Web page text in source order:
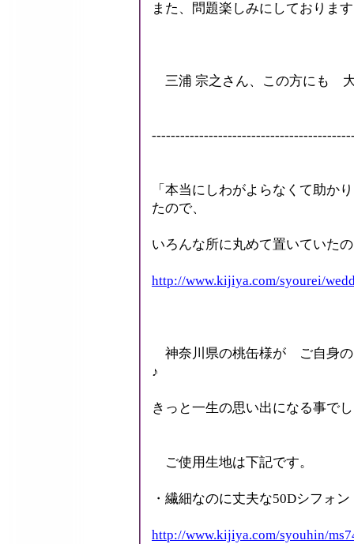
また、問題楽しみにしておりま
三浦 宗之さん、この方にも
「本当にしわがよらなくて助か
たので、
いろんな所に丸めて置いていた
http://www.kijiya.com/syourei/
神奈川県の桃缶様が ご自身の
♪
きっと一生の思い出になる事で
ご使用生地は下記です。
・繊細なのに丈夫な50Dシフ
http://www.kijiya.com/syouhin/